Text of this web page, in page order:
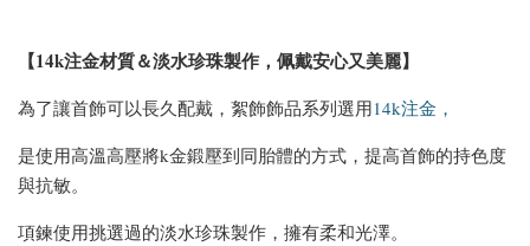
【14k注金材質＆淡水珍珠製作，佩戴安心又美麗】
為了讓首飾可以長久配戴，絮飾飾品系列選用14k注金，
是使用高溫高壓將k金鍛壓到同胎體的方式，提高首飾的持色度
與抗敏。
項鍊使用挑選過的淡水珍珠製作，擁有柔和光澤。